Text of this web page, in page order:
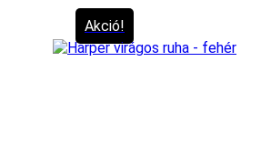
Akció!